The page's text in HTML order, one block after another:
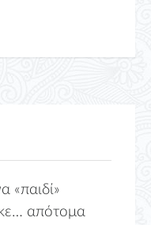
«παιδί»
απότομα